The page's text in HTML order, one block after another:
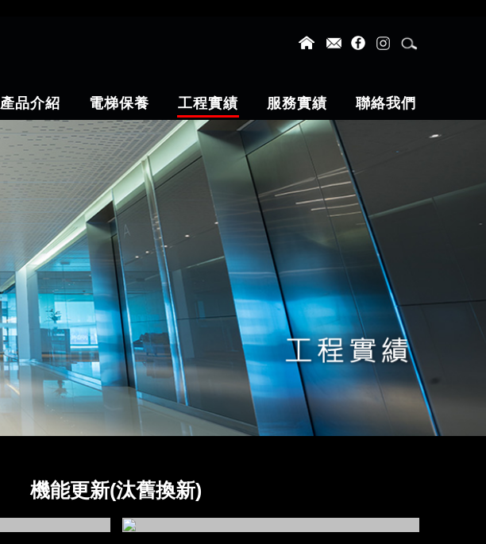
產品介紹 電梯保養 工程實績 服務實績 聯絡我們
機能更新(汰舊換新)